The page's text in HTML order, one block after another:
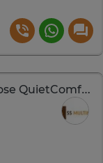
Écouteurs Bose QuietComfort Ultra